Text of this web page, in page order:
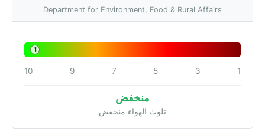
Department for Environment, Food & Rural Affairs
1
1
3
5
7
9
10
منخفض
تلوث الهواء منخفض